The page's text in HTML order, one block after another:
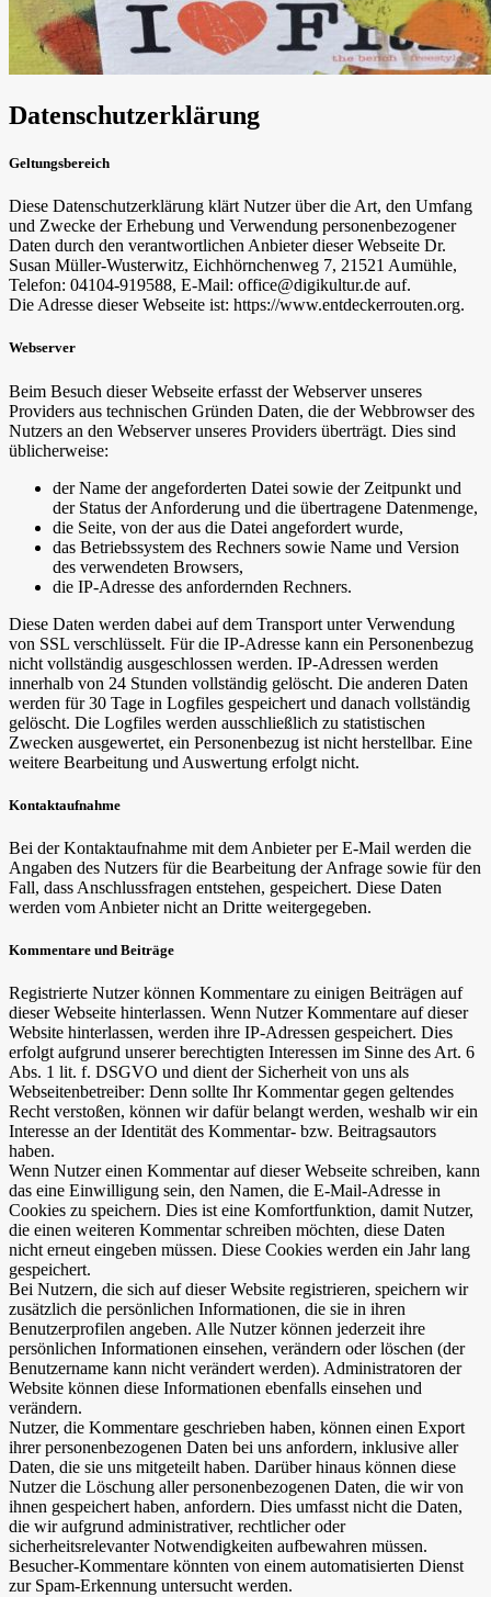
Datenschutzerklärung
Geltungsbereich
Diese Datenschutzerklärung klärt Nutzer über die Art, den Umfang
und Zwecke der Erhebung und Verwendung personenbezogener
Daten durch den verantwortlichen Anbieter dieser Webseite Dr.
Susan Müller-Wusterwitz, Eichhörnchenweg 7, 21521 Aumühle,
Telefon: 04104-919588, E-Mail: office@digikultur.de auf.
Die Adresse dieser Webseite ist: https://www.entdeckerrouten.org.
Webserver
Beim Besuch dieser Webseite erfasst der Webserver unseres
Providers aus technischen Gründen Daten, die der Webbrowser des
Nutzers an den Webserver unseres Providers überträgt. Dies sind
üblicherweise:
der Name der angeforderten Datei sowie der Zeitpunkt und
der Status der Anforderung und die übertragene Datenmenge,
die Seite, von der aus die Datei angefordert wurde,
das Betriebssystem des Rechners sowie Name und Version
des verwendeten Browsers,
die IP-Adresse des anfordernden Rechners.
Diese Daten werden dabei auf dem Transport unter Verwendung
von SSL verschlüsselt. Für die IP-Adresse kann ein Personenbezug
nicht vollständig ausgeschlossen werden. IP-Adressen werden
innerhalb von 24 Stunden vollständig gelöscht. Die anderen Daten
werden für 30 Tage in Logfiles gespeichert und danach vollständig
gelöscht. Die Logfiles werden ausschließlich zu statistischen
Zwecken ausgewertet, ein Personenbezug ist nicht herstellbar. Eine
weitere Bearbeitung und Auswertung erfolgt nicht.
Kontaktaufnahme
Bei der Kontaktaufnahme mit dem Anbieter per E-Mail werden die
Angaben des Nutzers für die Bearbeitung der Anfrage sowie für den
Fall, dass Anschlussfragen entstehen, gespeichert. Diese Daten
werden vom Anbieter nicht an Dritte weitergegeben.
Kommentare und Beiträge
Registrierte Nutzer können Kommentare zu einigen Beiträgen auf
dieser Webseite hinterlassen. Wenn Nutzer Kommentare auf dieser
Website hinterlassen, werden ihre IP-Adressen gespeichert. Dies
erfolgt aufgrund unserer berechtigten Interessen im Sinne des Art. 6
Abs. 1 lit. f. DSGVO und dient der Sicherheit von uns als
Webseitenbetreiber: Denn sollte Ihr Kommentar gegen geltendes
Recht verstoßen, können wir dafür belangt werden, weshalb wir ein
Interesse an der Identität des Kommentar- bzw. Beitragsautors
haben.
Wenn Nutzer einen Kommentar auf dieser Webseite schreiben, kann
das eine Einwilligung sein, den Namen, die E-Mail-Adresse in
Cookies zu speichern. Dies ist eine Komfortfunktion, damit Nutzer,
die einen weiteren Kommentar schreiben möchten, diese Daten
nicht erneut eingeben müssen. Diese Cookies werden ein Jahr lang
gespeichert.
Bei Nutzern, die sich auf dieser Website registrieren, speichern wir
zusätzlich die persönlichen Informationen, die sie in ihren
Benutzerprofilen angeben. Alle Nutzer können jederzeit ihre
persönlichen Informationen einsehen, verändern oder löschen (der
Benutzername kann nicht verändert werden). Administratoren der
Website können diese Informationen ebenfalls einsehen und
verändern.
Nutzer, die Kommentare geschrieben haben, können einen Export
ihrer personenbezogenen Daten bei uns anfordern, inklusive aller
Daten, die sie uns mitgeteilt haben. Darüber hinaus können diese
Nutzer die Löschung aller personenbezogenen Daten, die wir von
ihnen gespeichert haben, anfordern. Dies umfasst nicht die Daten,
die wir aufgrund administrativer, rechtlicher oder
sicherheitsrelevanter Notwendigkeiten aufbewahren müssen.
Besucher-Kommentare könnten von einem automatisierten Dienst
zur Spam-Erkennung untersucht werden.